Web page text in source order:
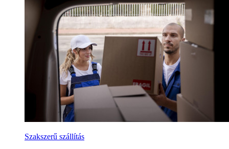
Szakszerű szállítás